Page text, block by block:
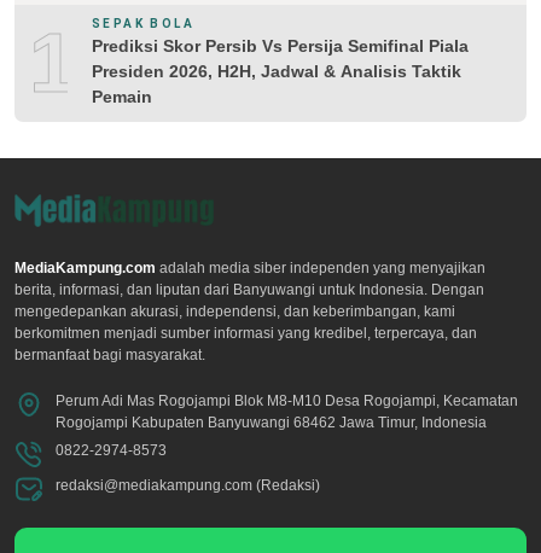
10SEPAK BOLA
Prediksi Skor Persib Vs Persija Semifinal Piala
Presiden 2026, H2H, Jadwal & Analisis Taktik
Pemain
MediaKampung.com adalah media siber independen yang menyajikan
berita, informasi, dan liputan dari Banyuwangi untuk Indonesia. Dengan
mengedepankan akurasi, independensi, dan keberimbangan, kami
berkomitmen menjadi sumber informasi yang kredibel, terpercaya, dan
bermanfaat bagi masyarakat.
Perum Adi Mas Rogojampi Blok M8-M10 Desa Rogojampi, Kecamatan
Rogojampi Kabupaten Banyuwangi 68462 Jawa Timur, Indonesia
0822-2974-8573
redaksi@mediakampung.com (Redaksi)